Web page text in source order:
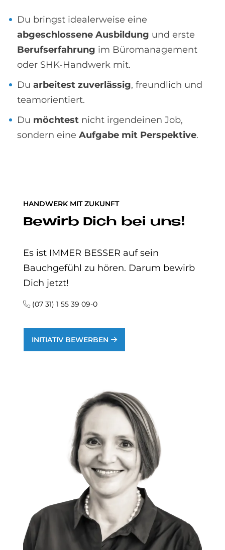
Du bringst idealerweise eine
abgeschlossene Ausbildung und erste
Berufserfahrung im Büromanagement
oder SHK-Handwerk mit.
Du arbeitest zuverlässig, freundlich und
teamorientiert.
Du möchtest nicht irgendeinen Job,
sondern eine Aufgabe mit Perspektive.
HANDWERK MIT ZUKUNFT
Bewirb Dich bei uns!
Es ist IMMER BESSER auf sein
Bauchgefühl zu hören. Darum bewirb
Dich jetzt!
(07 31) 1 55 39 09-0
INITIATIV BEWERBEN